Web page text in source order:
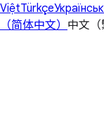
ViệtTürkçe
（简体中文） 中文（